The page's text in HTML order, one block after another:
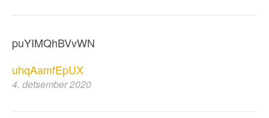
puYIMQhBVvWN
uhqAamfEpUX
4. detsember 2020